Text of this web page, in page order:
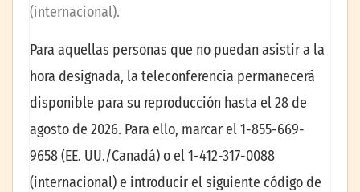
(internacional).
Para aquellas personas que no puedan asistir a la
hora designada, la teleconferencia permanecerá
disponible para su reproducción hasta el 28 de
agosto de 2026. Para ello, marcar el 1-855-669-
9658 (EE. UU./Canadá) o el 1-412-317-0088
(internacional) e introducir el siguiente código de